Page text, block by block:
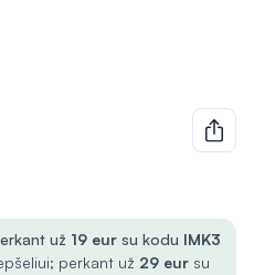
už 19 eur su kodu IMK3
perkant už 29 eur su